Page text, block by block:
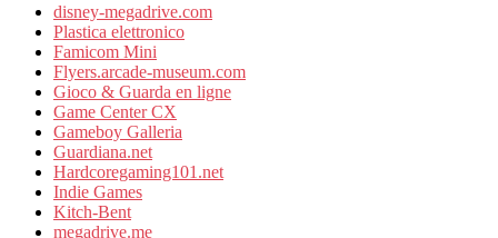
disney-megadrive.com
Plastica elettronico
Famicom Mini
Flyers.arcade-museum.com
Gioco & Guarda en ligne
Game Center CX
Gameboy Galleria
Guardiana.net
Hardcoregaming101.net
Indie Games
Kitch-Bent
megadrive.me